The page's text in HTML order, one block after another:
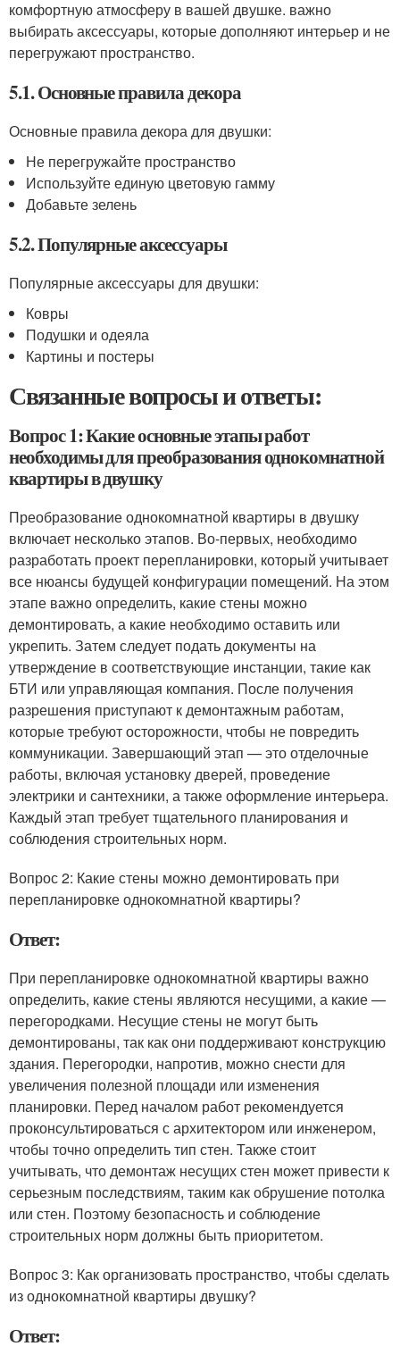
комфортную атмосферу в вашей двушке. важно
выбирать аксессуары, которые дополняют интерьер и не
перегружают пространство.
5.1. Основные правила декора
Основные правила декора для двушки:
Не перегружайте пространство
Используйте единую цветовую гамму
Добавьте зелень
5.2. Популярные аксессуары
Популярные аксессуары для двушки:
Ковры
Подушки и одеяла
Картины и постеры
Связанные вопросы и ответы:
Вопрос 1: Какие основные этапы работ
необходимы для преобразования однокомнатной
квартиры в двушку
Преобразование однокомнатной квартиры в двушку
включает несколько этапов. Во-первых, необходимо
разработать проект перепланировки, который учитывает
все нюансы будущей конфигурации помещений. На этом
этапе важно определить, какие стены можно
демонтировать, а какие необходимо оставить или
укрепить. Затем следует подать документы на
утверждение в соответствующие инстанции, такие как
БТИ или управляющая компания. После получения
разрешения приступают к демонтажным работам,
которые требуют осторожности, чтобы не повредить
коммуникации. Завершающий этап — это отделочные
работы, включая установку дверей, проведение
электрики и сантехники, а также оформление интерьера.
Каждый этап требует тщательного планирования и
соблюдения строительных норм.
Вопрос 2: Какие стены можно демонтировать при
перепланировке однокомнатной квартиры?
Ответ:
При перепланировке однокомнатной квартиры важно
определить, какие стены являются несущими, а какие —
перегородками. Несущие стены не могут быть
демонтированы, так как они поддерживают конструкцию
здания. Перегородки, напротив, можно снести для
увеличения полезной площади или изменения
планировки. Перед началом работ рекомендуется
проконсультироваться с архитектором или инженером,
чтобы точно определить тип стен. Также стоит
учитывать, что демонтаж несущих стен может привести к
серьезным последствиям, таким как обрушение потолка
или стен. Поэтому безопасность и соблюдение
строительных норм должны быть приоритетом.
Вопрос 3: Как организовать пространство, чтобы сделать
из однокомнатной квартиры двушку?
Ответ: